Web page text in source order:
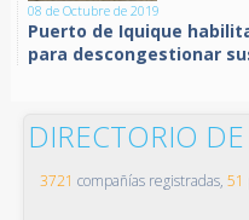
08 de Octubre de 2019
Puerto de Iquique
para descongestionar
DIRECTORIO DE
3721 compañías registradas, 51